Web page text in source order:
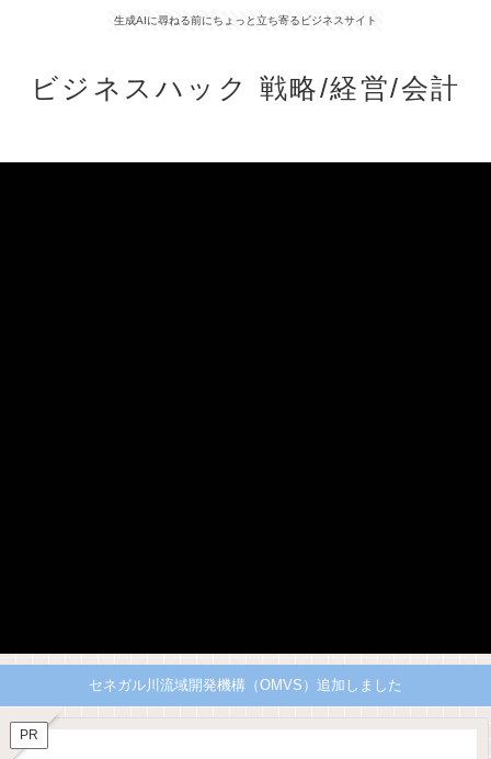
生成AIに尋ねる前にちょっと立ち寄るビジネスサイト
ビジネスハック 戦略/経営/会計
セネガル川流域開発機構（OMVS）追加しました
PR